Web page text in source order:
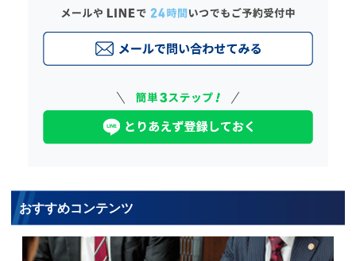
おすすめコンテンツ